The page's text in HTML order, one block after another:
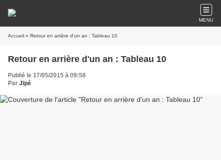
MENU
Accueil » Retour en arrière d'un an : Tableau 10
Retour en arrière d'un an : Tableau 10
Publié le 17/05/2015 à 09:58
Par Jipé